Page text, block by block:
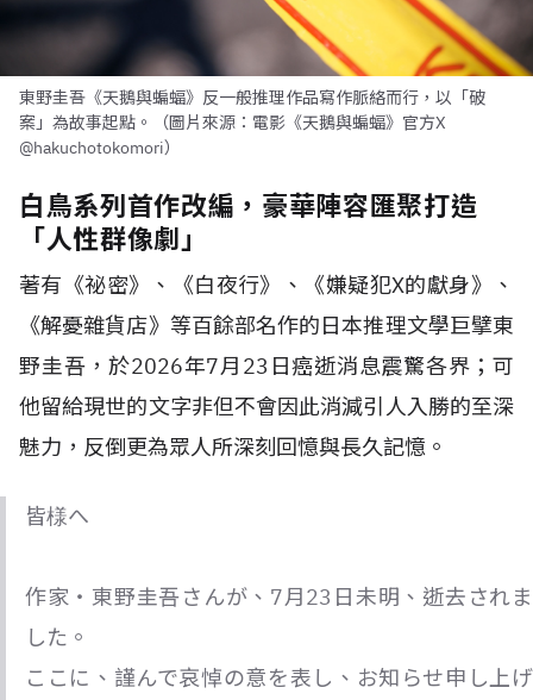
東野圭吾《天鵝與蝙蝠》反一般推理作品寫作脈絡而行，以「破
案」為故事起點。（圖片來源：電影《天鵝與蝙蝠》官方X
@hakuchotokomori）
白鳥系列首作改編，豪華陣容匯聚打造
「人性群像劇」
著有《祕密》、《白夜行》、《嫌疑犯X的獻身》、
《解憂雜貨店》等百餘部名作的日本推理文學巨擘東
野圭吾，於2026年7月23日癌逝消息震驚各界；可
他留給現世的文字非但不會因此消減引人入勝的至深
魅力，反倒更為眾人所深刻回憶與長久記憶。
皆様へ
作家・東野圭吾さんが、7月23日未明、逝去されま
した。
ここに、謹んで哀悼の意を表し、お知らせ申し上げ